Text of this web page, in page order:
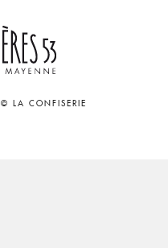
© LA CONFISERIE